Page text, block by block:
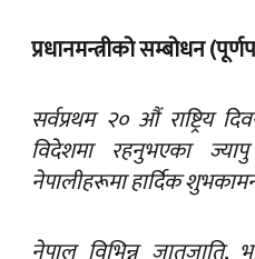
प्रधानमन्त्रीको सम्बोधन
सर्वप्रथम २० औं राष्ट्रिय
विदेशमा रहनुभएका
नेपालीहरूमा हार्दिक